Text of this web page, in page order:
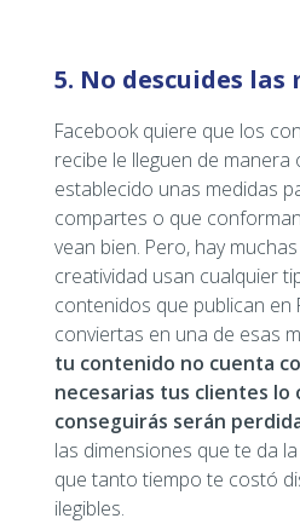
5. No descuides las
Facebook quiere que los
recibe le lleguen de
establecido unas medidas
compartes o que
vean bien. Pero, hay
creatividad usan cualquier
contenidos que publican en
conviertas en una de esas
tu contenido no cuenta
necesarias tus clientes lo
conseguirás serán
las dimensiones que te da
que tanto tiempo te costó
ilegibles.